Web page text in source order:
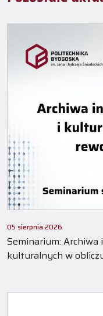
05 sierpnia 2026
Seminarium:
kulturalnych w